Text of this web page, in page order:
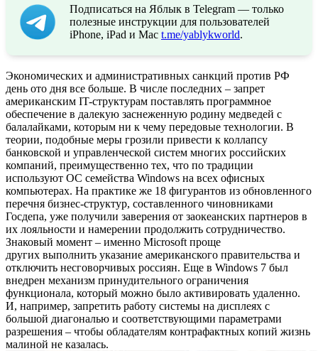
Подписаться на Яблык в Telegram — только
полезные инструкции для пользователей
iPhone, iPad и Mac t.me/yablykworld.
Экономических и административных санкций против РФ
день ото дня все больше. В числе последних – запрет
американским IT-структурам поставлять программное
обеспечение в далекую заснеженную родину медведей с
балалайками, которым ни к чему передовые технологии. В
теории, подобные меры грозили привести к коллапсу
банковской и управленческой систем многих российских
компаний, преимущественно тех, что по традиции
используют ОС семейства Windows на всех офисных
компьютерах. На практике же 18 фигурантов из обновленного
перечня бизнес-структур, составленного чиновниками
Госдепа, уже получили заверения от заокеанских партнеров в
их лояльности и намерении продолжить сотрудничество.
Знаковый момент – именно Microsoft проще
других выполнить указание американского правительства и
отключить несговорчивых россиян. Еще в Windows 7 был
внедрен механизм принудительного ограничения
функционала, который можно было активировать удаленно.
И, например, запретить работу системы на дисплеях с
большой диагональю и соответствующими параметрами
разрешения – чтобы обладателям контрафактных копий жизнь
малиной не казалась.